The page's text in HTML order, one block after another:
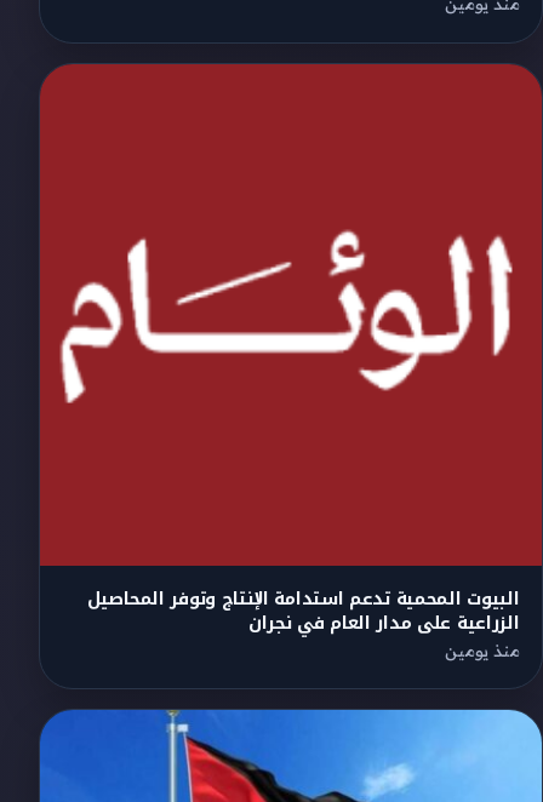
البيوت المحمية تدعم استدامة الإنتاج وتوفر المحاصيل
الزراعية على مدار العام في نجران
منذ يومين